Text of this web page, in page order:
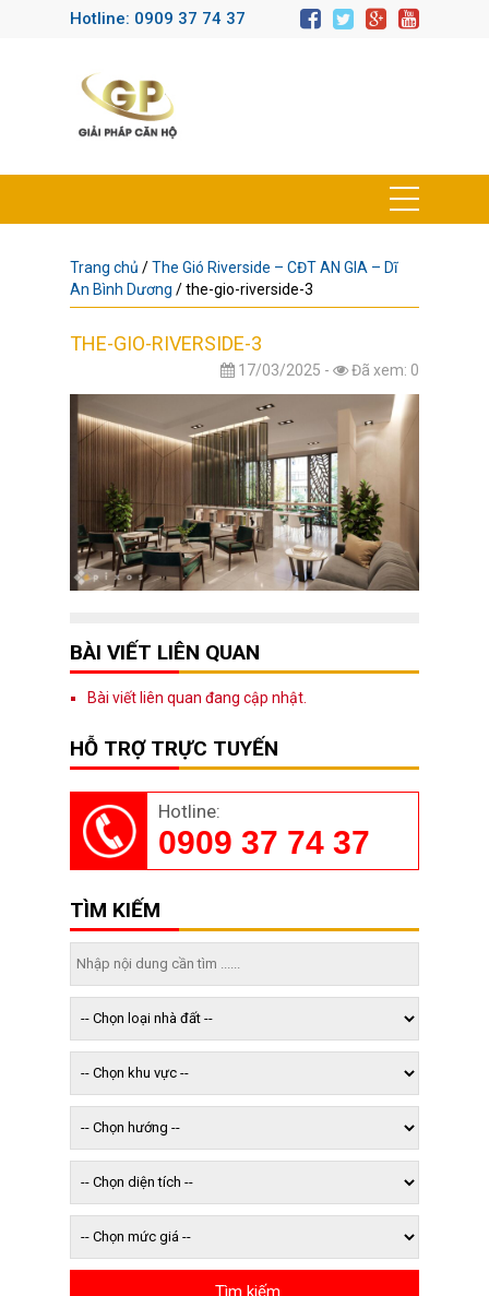
Hotline: 0909 37 74 37
Trang chủ /The Gió Riverside – CĐT AN GIA – Dĩ
An Bình Dương /the-gio-riverside-3
THE-GIO-RIVERSIDE-3
17/03/2025 - Đã xem: 0
BÀI VIẾT LIÊN QUAN
Bài viết liên quan đang cập nhật.
HỖ TRỢ TRỰC TUYẾN
Hotline:
0909 37 74 37
TÌM KIẾM